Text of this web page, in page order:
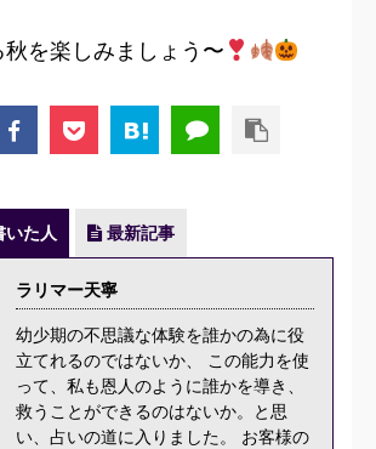
秋を楽しみましょう〜
いた人 最新記事
ラリマー天寧
幼少期の不思議な体験を誰かの為に役
立てれるのではないか、 この能力を使
って、私も恩人のように誰かを導き、
救うことができるのはないか。と思
い、占いの道に入りました。 お客様の